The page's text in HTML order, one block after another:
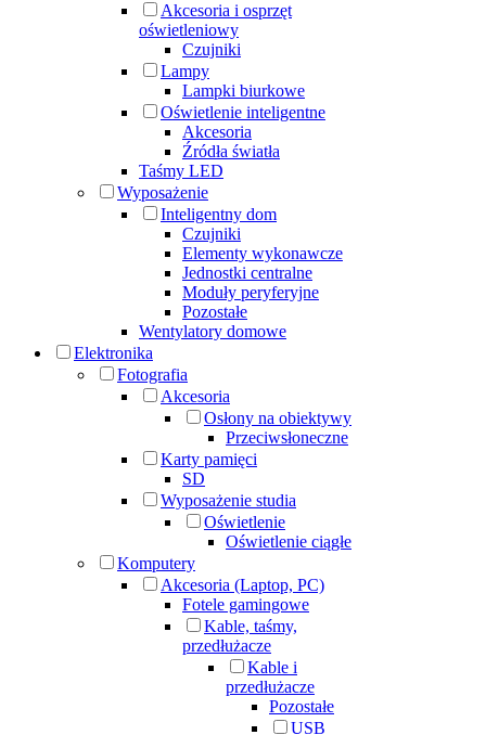
Akcesoria i osprzęt
oświetleniowy
Czujniki
Lampy
Lampki biurkowe
Oświetlenie inteligentne
Akcesoria
Źródła światła
Taśmy LED
Wyposażenie
Inteligentny dom
Czujniki
Elementy wykonawcze
Jednostki centralne
Moduły peryferyjne
Pozostałe
Wentylatory domowe
Elektronika
Fotografia
Akcesoria
Osłony na obiektywy
Przeciwsłoneczne
Karty pamięci
SD
Wyposażenie studia
Oświetlenie
Oświetlenie ciągłe
Komputery
Akcesoria (Laptop, PC)
Fotele gamingowe
Kable, taśmy,
przedłużacze
Kable i
przedłużacze
Pozostałe
USB